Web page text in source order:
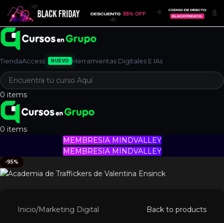
TiendaAccess NUEVO Herramientas Digitales E IAs
0 items
0 items
MEMBRESIA MINDVALLEY
MEMBRESIA MINDVALLEY
-95%
Inicio/Marketing Digital Back to products